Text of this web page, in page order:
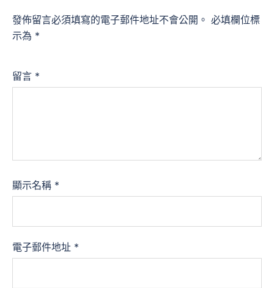
發佈留言必須填寫的電子郵件地址不會公開。 必填欄位標
示為 *
留言 *
顯示名稱 *
電子郵件地址 *